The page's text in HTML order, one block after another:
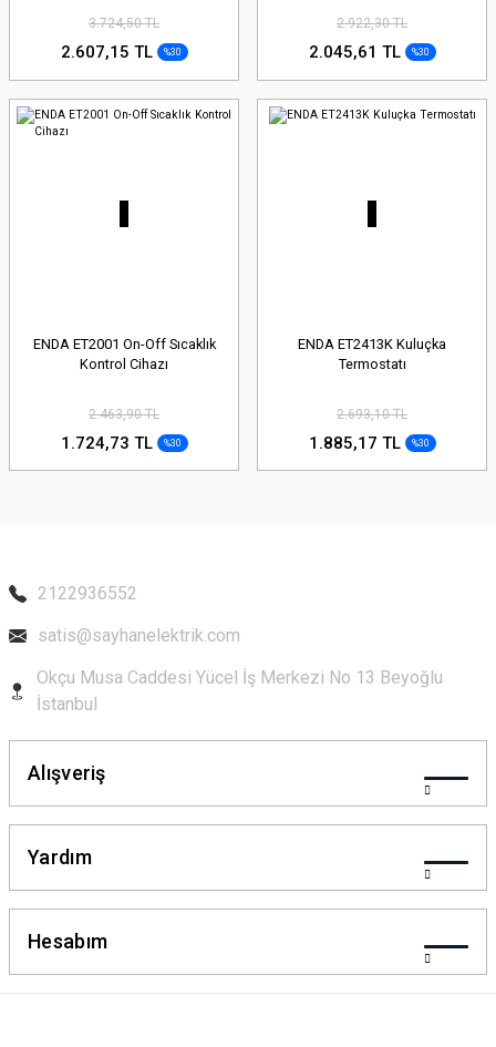
3.724,50 TL
2.607,15 TL %30
2.922,30 TL
2.045,61 TL %30
ENDA ET2001 On-Off Sıcaklık
Kontrol Cihazı
2.463,90 TL
1.724,73 TL %30
ENDA ET2413K Kuluçka
Termostatı
2.693,10 TL
1.885,17 TL %30
2122936552
satis@sayhanelektrik.com
Okçu Musa Caddesi Yücel İş Merkezi No 13 Beyoğlu
İstanbul
Alışveriş
Yardım
Hesabım